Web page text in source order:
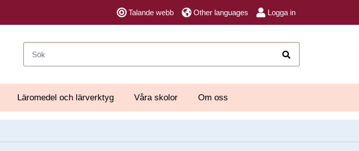
Talande webb Other languages Logga in
Läromedel och lärverktyg Våra skolor Om oss